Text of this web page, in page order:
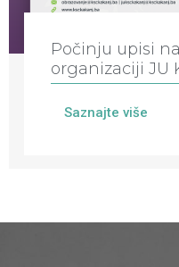
Počinju upisi
organizaciji JU
Saznajte više